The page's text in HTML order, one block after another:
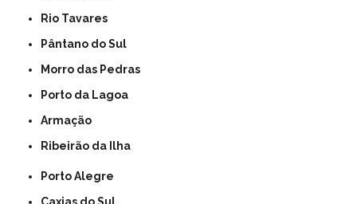
Rio Tavares
Pântano do Sul
Morro das Pedras
Porto da Lagoa
Armação
Ribeirão da Ilha
Porto Alegre